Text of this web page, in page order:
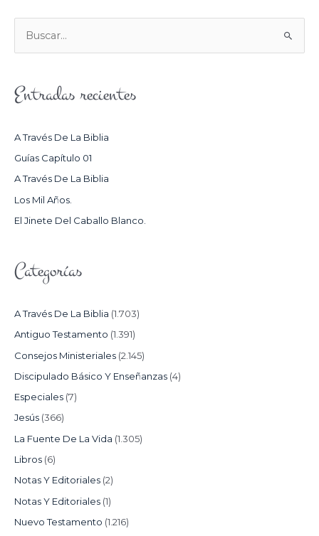
U
C
:
Entradas recientes
A Través De La Biblia
Guías Capítulo 01
A Través De La Biblia
Los Mil Años.
El Jinete Del Caballo Blanco.
Categorías
A Través De La Biblia (1.703)
Antiguo Testamento (1.391)
Consejos Ministeriales (2.145)
Discipulado Básico Y Enseñanzas (4)
Especiales (7)
Jesús (366)
La Fuente De La Vida (1.305)
Libros (6)
Notas Y Editoriales (2)
Notas Y Editoriales (1)
Nuevo Testamento (1.216)